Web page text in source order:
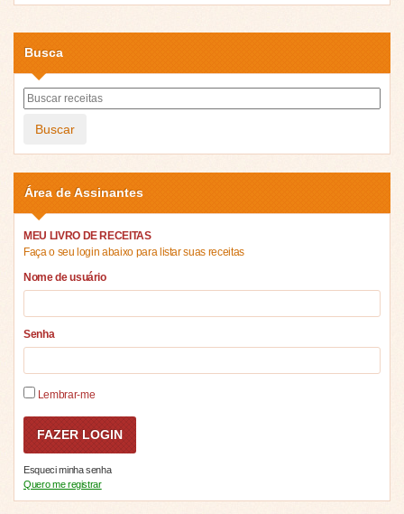
Busca
Buscar
Área de Assinantes
MEU LIVRO DE RECEITAS
Faça o seu login abaixo para listar suas receitas
Nome de usuário
Senha
Lembrar-me
Esqueci minha senha
Quero me registrar